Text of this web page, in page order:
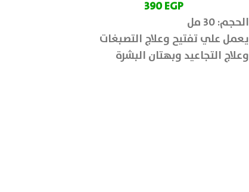
390EGP
الحجم: 30 مل
يعمل علي تفتيح وعلاج التصبغات
وعلاج التجاعيد وبهتان البشرة